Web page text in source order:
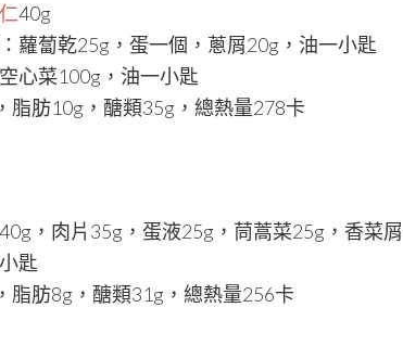
40g
蘿蔔乾25g，蛋一個，蔥屑20g，油一小匙
心菜100g，油一小匙
脂肪10g，醣類35g，總熱量278卡
，肉片35g，蛋液25g，茼蒿菜25g，香菜
匙
脂肪8g，醣類31g，總熱量256卡